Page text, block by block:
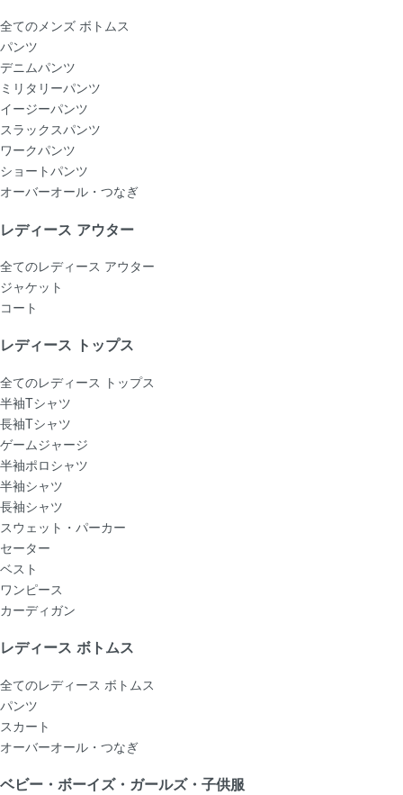
全てのメンズ ボトムス
パンツ
デニムパンツ
ミリタリーパンツ
イージーパンツ
スラックスパンツ
ワークパンツ
ショートパンツ
オーバーオール・つなぎ
レディース アウター
全てのレディース アウター
ジャケット
コート
レディース トップス
全てのレディース トップス
半袖Tシャツ
長袖Tシャツ
ゲームジャージ
半袖ポロシャツ
半袖シャツ
長袖シャツ
スウェット・パーカー
セーター
ベスト
ワンピース
カーディガン
レディース ボトムス
全てのレディース ボトムス
パンツ
スカート
オーバーオール・つなぎ
ベビー・ボーイズ・ガールズ・子供服